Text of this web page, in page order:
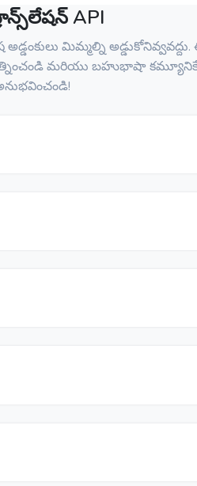
API
మిమ్మల్ని
మరియు బహుభాషా